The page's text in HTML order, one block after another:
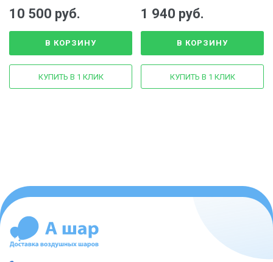
10 500 руб.
В КОРЗИНУ
КУПИТЬ В 1 КЛИК
1 940 руб.
В КОРЗИНУ
КУПИТЬ В 1 КЛИК